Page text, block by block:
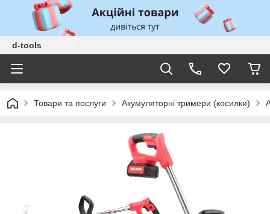
d-tools
Товари та послуги Акумуляторні тримери (косилки)